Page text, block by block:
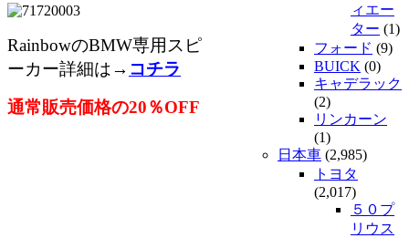
RainbowのBMW専用スピ
ーカー詳細は→ コチラ
通常販売価格の20％OFF
ィエー
ター (1)
フォード (9)
BUICK (0)
キャデラック
(2)
リンカーン
(1)
日本車 (2,985)
トヨタ
(2,017)
５０プ
リウス